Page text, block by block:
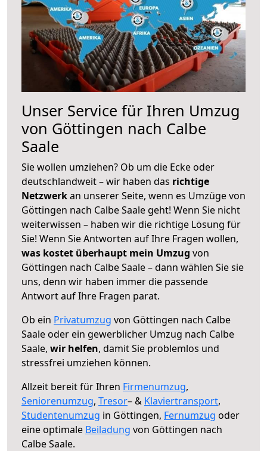
Unser Service für Ihren Umzug
von Göttingen nach Calbe
Saale
Sie wollen umziehen? Ob um die Ecke oder
deutschlandweit – wir haben das richtige
Netzwerkan unserer Seite, wenn es Umzüge von
Göttingen nach Calbe Saale geht! Wenn Sie nicht
weiterwissen – haben wir die richtige Lösung für
Sie! Wenn Sie Antworten auf Ihre Fragen wollen,
was kostet überhaupt mein Umzug von
Göttingen nach Calbe Saale – dann wählen Sie sie
uns, denn wir haben immer die passende
Antwort auf Ihre Fragen parat.
Ob ein Privatumzug von Göttingen nach Calbe
Saale oder ein gewerblicher Umzug nach Calbe
Saale, wir helfen, damit Sie problemlos und
stressfrei umziehen können.
Allzeit bereit für Ihren Firmenumzug,
Seniorenumzug, Tresor– & Klaviertransport,
Studentenumzug in Göttingen, Fernumzug oder
eine optimale Beiladung von Göttingen nach
Calbe Saale.